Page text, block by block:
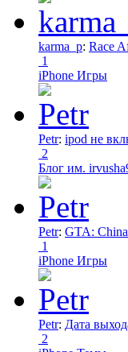
karma_p: Race
1
iPhone Игры
Petr: ipod не
2
Блог им.
Petr: GTA:
1
iPhone Игры
Petr: Дата
2